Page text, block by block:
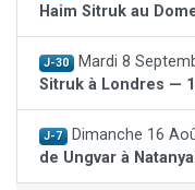
Haim Sitruk au
J-30 Mardi 8
Sitruk à Londres —
J-7 Dimanche 16
de Ungvar à